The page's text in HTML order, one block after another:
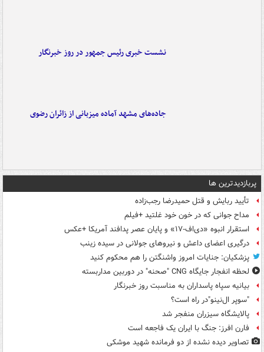
نشست خبری رئیس جمهور در روز خبرنگار
جاده‌های مشهد آماده میزبانی از زائران رضوی
پربازدیدترین ها
تأیید ربایش و قتل حمیدرضا رجب‌زاده
مداح جوانی که در خون خود غلتید +فیلم
استقرار انبوه «دی‌اف‑۱۷» و پایان عصر پدافند آمریکا +عکس
درگیری اعضای داعش و نیروهای جولانی در سیده زینب
پزشکیان: جنایات امروز واشنگتن را هم محکوم کنید
لحظه انفجار جایگاه CNG "صحنه" در دوربین مداربسته
بیانیه سپاه پاسداران به مناسبت روز خبرنگار
"سوپر ال‌نینو"در راه است؟
پالایشگاه سیزران منفجر شد
فارن افرز: جنگ با ایران یک فاجعه است
تصاویر دیده‌ نشده از دو فرمانده شهید موشکی